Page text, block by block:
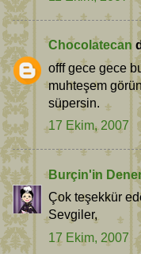
Chocolatecan
offf gece gece
muhteşem
süpersin.
17 Ekim, 2007
Burçin'in
Çok teşekkür
Sevgiler,
17 Ekim, 2007